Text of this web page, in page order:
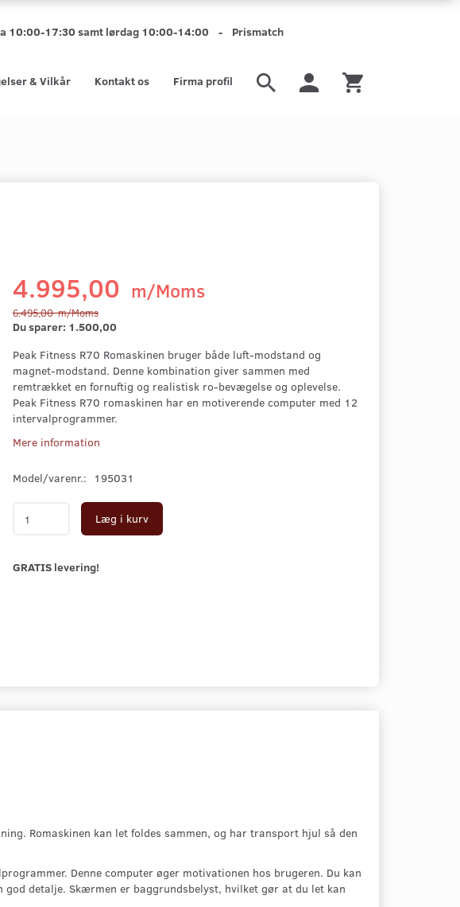
10:00-17:30 samt lørdag 10:00-14:00 - Prismatch
Firma profil
Kontakt os
& Vilkår
4.995,00 m/Moms
6.495,00m/Moms
Du sparer: 1.500,00
Peak Fitness R70 Romaskinen bruger både luft-modstand og
magnet-modstand. Denne kombination giver sammen med
remtrækket en fornuftig og realistisk ro-bevægelse og oplevelse.
Peak Fitness R70 romaskinen har en motiverende computer med 12
intervalprogrammer.
Mere information
Model/varenr.: 195031
Læg i kurv
GRATIS levering!
Romaskinen kan let foldes sammen, og har transport hjul så den
Denne computer øger motivationen hos brugeren. Du kan
detalje. Skærmen er baggrundsbelyst, hvilket gør at du let kan